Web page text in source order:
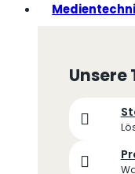
Unsere